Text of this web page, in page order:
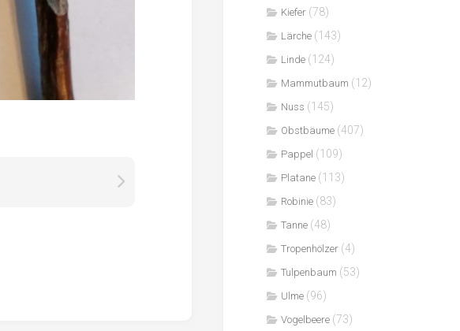
Kiefer (78)
Lärche (143)
Linde (124)
Mammutbaum (12)
Nuss (145)
Obstbäume (407)
Pappel (109)
Platane (113)
Robinie (83)
Tanne (48)
Tropenhölzer (4)
Tulpenbaum (53)
Ulme (96)
Vogelbeere (73)